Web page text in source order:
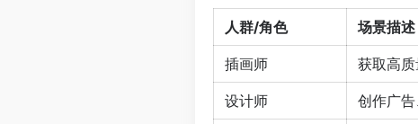
人群/角色 场景描述
插画师 获取高
设计师 创作广